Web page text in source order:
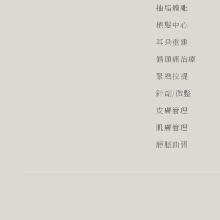
抽脂體雕
植髮中心
耳朵重建
偏頭痛治療
緊緻拉提
針劑/微整
皮膚管理
肌膚管理
靜脈曲張